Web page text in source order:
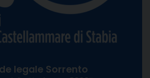
legale Sorrento